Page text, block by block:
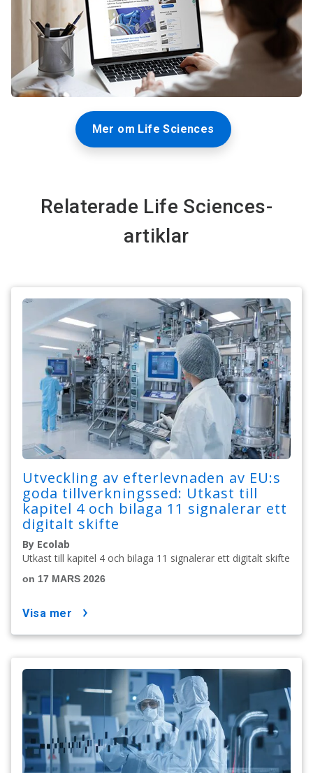
Mer om Life Sciences
Relaterade Life Sciences-
artiklar
Utveckling av efterlevnaden av EU:s
goda tillverkningssed: Utkast till
kapitel 4 och bilaga 11 signalerar ett
digitalt skifte
By Ecolab
Utkast till kapitel 4 och bilaga 11 signalerar ett digitalt skifte
on 17 MARS 2026
visa mer